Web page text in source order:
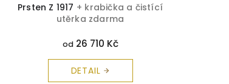
Prsten Z 1917 + krabička a čistící
utěrka zdarma
od26 710 Kč
DETAIL